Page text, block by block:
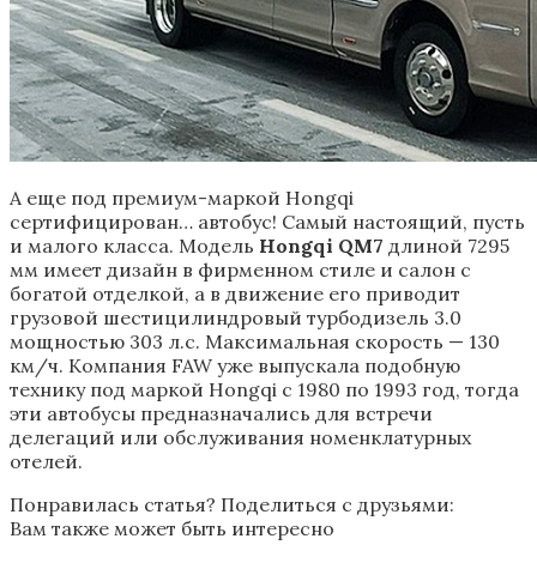
А еще под премиум-маркой Hongqi
сертифицирован… автобус! Самый настоящий, пусть
и малого класса. Модель Hongqi QM7 длиной 7295
мм имеет дизайн в фирменном стиле и салон с
богатой отделкой, а в движение его приводит
грузовой шестицилиндровый турбодизель 3.0
мощностью 303 л.с. Максимальная скорость — 130
км/ч. Компания FAW уже выпускала подобную
технику под маркой Hongqi с 1980 по 1993 год, тогда
эти автобусы предназначались для встречи
делегаций или обслуживания номенклатурных
отелей.
Понравилась статья? Поделиться с друзьями:
Вам также может быть интересно